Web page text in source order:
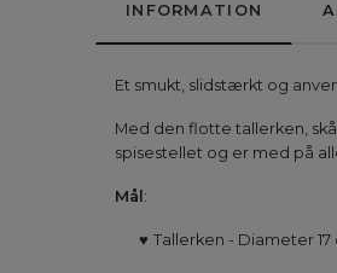
INFORMATION
Et smukt, slidstærkt og
Med den flotte tallerken,
spisestellet og er med på
Mål :
♥ Tallerken - Diameter 17